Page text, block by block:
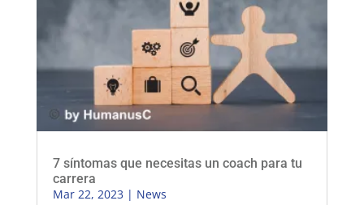
7 síntomas que necesitas un coach para tu
carrera
Mar 22, 2023 | News